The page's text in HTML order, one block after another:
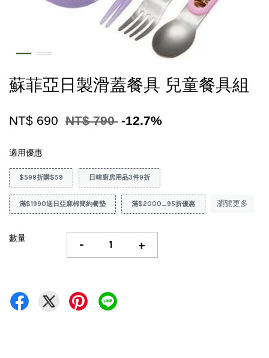
蘇菲亞日製滑蓋餐具 兒童餐具組
NT$ 690 NT$ 790 -12.7%
適用優惠
$599折購$59 日韓廚房用品3件9折
滿$1990送日亞麻棉簡約餐墊 滿$2000_95折優惠 瀏覽更多
數量 - +